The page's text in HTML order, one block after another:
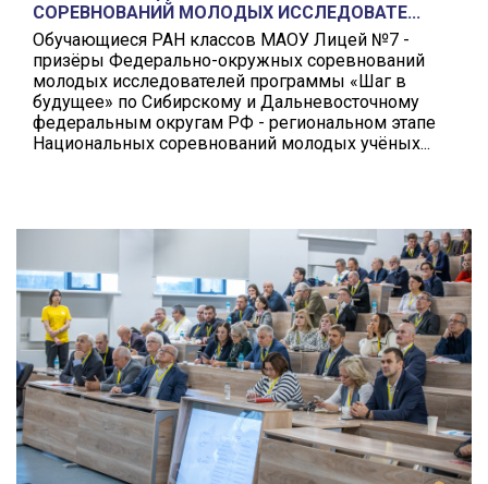
СОРЕВНОВАНИЙ МОЛОДЫХ ИССЛЕДОВАТЕ...
Обучающиеся РАН классов МАОУ Лицей №7 -
призёры Федерально-окружных соревнований
молодых исследователей программы «Шаг в
будущее» по Сибирскому и Дальневосточному
федеральным округам РФ - региональном этапе
Национальных соревнований молодых учёных...